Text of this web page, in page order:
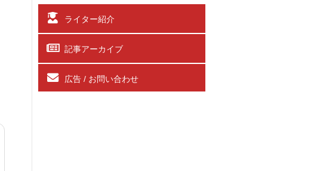
ライター紹介
記事アーカイブ
広告 / お問い合わせ